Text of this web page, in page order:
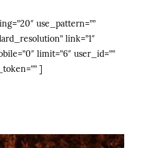
use_pattern=””
link=”1″
limit=”6″ user_id=””
]